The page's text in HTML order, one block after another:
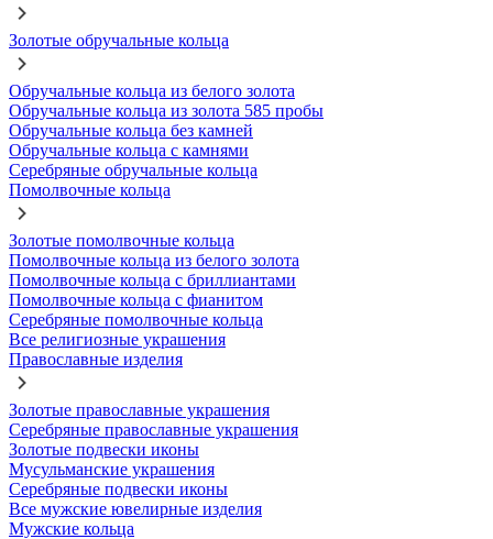
Золотые обручальные кольца
Обручальные кольца из белого золота
Обручальные кольца из золота 585 пробы
Обручальные кольца без камней
Обручальные кольца с камнями
Серебряные обручальные кольца
Помолвочные кольца
Золотые помолвочные кольца
Помолвочные кольца из белого золота
Помолвочные кольца с бриллиантами
Помолвочные кольца с фианитом
Серебряные помолвочные кольца
Все религиозные украшения
Православные изделия
Золотые православные украшения
Серебряные православные украшения
Золотые подвески иконы
Мусульманские украшения
Серебряные подвески иконы
Все мужские ювелирные изделия
Мужские кольца